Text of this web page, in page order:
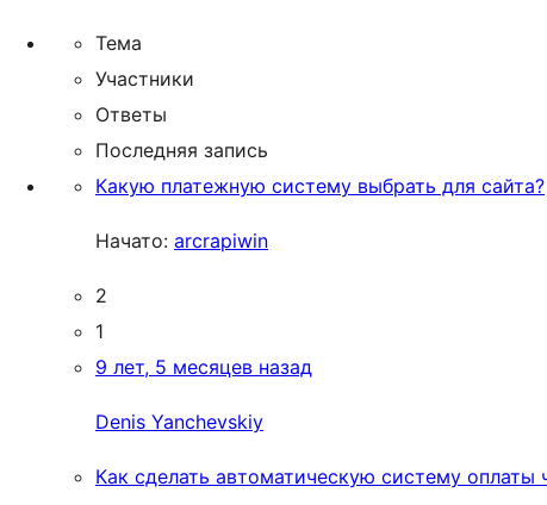
Тема
Участники
Ответы
Последняя запись
Какую платежную систему выбрать для сайта?
Начато: arcrapiwin
2
1
9 лет, 5 месяцев назад
Denis Yanchevskiy
Как сделать автоматическую систему оплаты